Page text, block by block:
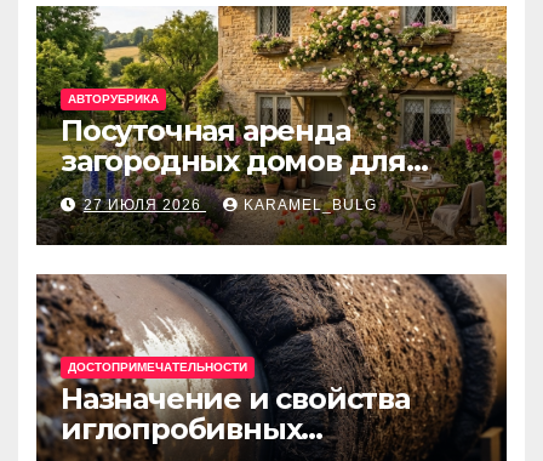
АВТОРУБРИКА
Посуточная аренда
загородных домов для
отдыха
27 ИЮЛЯ 2026 KARAMEL_BULG
ДОСТОПРИМЕЧАТЕЛЬНОСТИ
Назначение и свойства
иглопробивных